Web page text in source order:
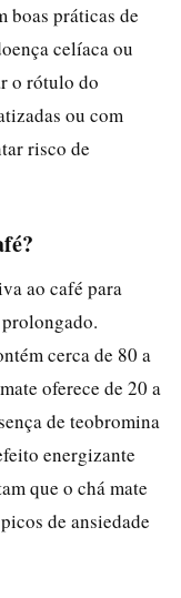
boas práticas de
celíaca ou
o rótulo do
ou com
risco de
ao café para
cerca de 80 a
oferece de 20 a
de teobromina
energizante
que o chá mate
de ansiedade